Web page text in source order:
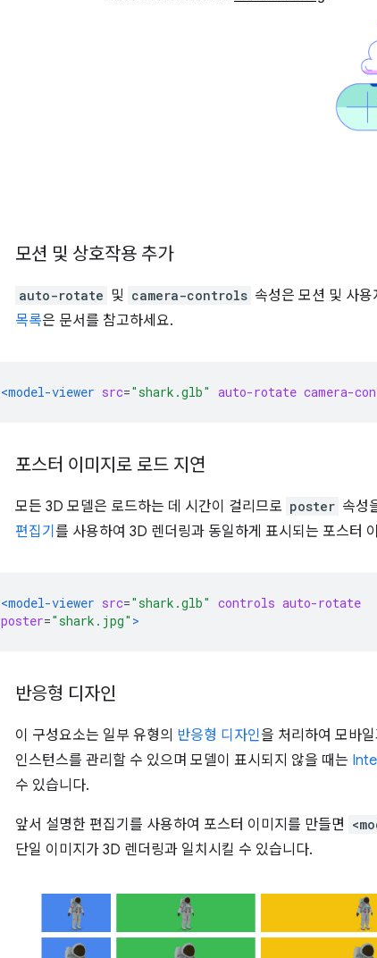
모션 및 상호작용 추가
auto-rotate 및 camera-controls 속성은 모션 및 사
목록은 문서를 참고하세요.
<model-viewer src="shark.glb" auto-rotate camera-
포스터 이미지로 로드 지연
모든 3D 모델은 로드하는 데 시간이 걸리므로 poster 속성
편집기 를 사용하여 3D 렌더링과 동일하게 표시되는 포스터
<model-viewer src="shark.glb" controls auto-rotate
poster="shark.jpg" >
반응형 디자인
이 구성요소는 일부 유형의 반응형 디자인을 처리하여 모바
인스턴스를 관리할 수 있으며 모델이 표시되지 않을 때는
수 있습니다.
앞서 설명한 편집기를 사용하여 포스터 이미지를 만들면
단일 이미지가 3D 렌더링과 일치시킬 수 있습니다.